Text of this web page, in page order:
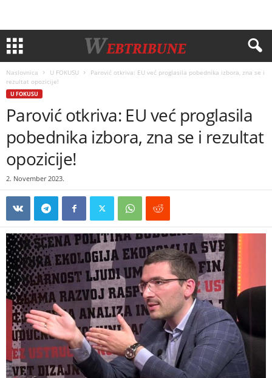
Naslovnica U FOKUSU
Parović otkriva: EU već proglasila pobednika izbora, zna se i
rezultat opozicije!
U FOKUSU
Parović otkriva: EU već proglasila
pobednika izbora, zna se i rezultat
opozicije!
2. November 2023.